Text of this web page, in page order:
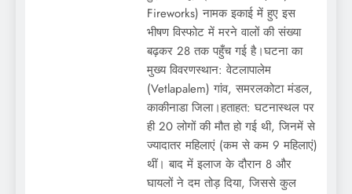
Fireworks) नामक इकाई में हुए इस
भीषण विस्फोट में मरने वालों की संख्या
बढ़कर 28 तक पहुँच गई है।घटना का
मुख्य विवरणस्थान: वेटलापालेम
(Vetlapalem) गांव, समरलकोटा मंडल,
काकीनाडा जिला।हताहत: घटनास्थल पर
ही 20 लोगों की मौत हो गई थी, जिनमें से
ज्यादातर महिलाएं (कम से कम 9 महिलाएं)
थीं। बाद में इलाज के दौरान 8 और
घायलों ने दम तोड़ दिया, जिससे कुल